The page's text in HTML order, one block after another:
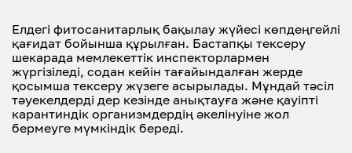
Елдегі фитосанитарлық бақылау жүйесі көпдеңгейлі
қағидат бойынша құрылған. Бастапқы тексеру
шекарада мемлекеттік инспекторлармен
жүргізіледі, содан кейін тағайындалған жерде
қосымша тексеру жүзеге асырылады. Мұндай тәсіл
тәуекелдерді дер кезінде анықтауға және қауіпті
карантиндік организмдердің әкелінуіне жол
бермеуге мүмкіндік береді.